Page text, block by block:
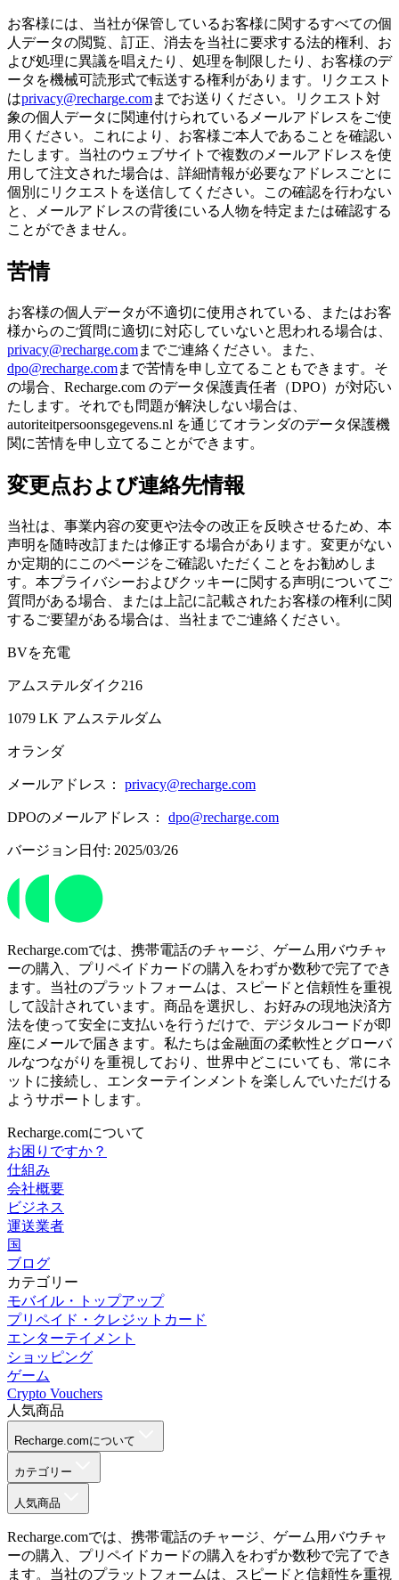
お客様には、当社が保管しているお客様に関するすべての個
人データの閲覧、訂正、消去を当社に要求する法的権利、お
よび処理に異議を唱えたり、処理を制限したり、お客様のデ
ータを機械可読形式で転送する権利があります。リクエスト
はprivacy@recharge.comまでお送りください。リクエスト対
象の個人データに関連付けられているメールアドレスをご使
用ください。これにより、お客様ご本人であることを確認い
たします。当社のウェブサイトで複数のメールアドレスを使
用して注文された場合は、詳細情報が必要なアドレスごとに
個別にリクエストを送信してください。この確認を行わない
と、メールアドレスの背後にいる人物を特定または確認する
ことができません。
苦情
お客様の個人データが不適切に使用されている、またはお客
様からのご質問に適切に対応していないと思われる場合は、
privacy@recharge.comまでご連絡ください。また、
dpo@recharge.comまで苦情を申し立てることもできます。そ
の場合、Recharge.com のデータ保護責任者（DPO）が対応い
たします。それでも問題が解決しない場合は、
autoriteitpersoonsgegevens.nl を通じてオランダのデータ保護機
関に苦情を申し立てることができます。
変更点および連絡先情報
当社は、事業内容の変更や法令の改正を反映させるため、本
声明を随時改訂または修正する場合があります。変更がない
か定期的にこのページをご確認いただくことをお勧めしま
す。本プライバシーおよびクッキーに関する声明についてご
質問がある場合、または上記に記載されたお客様の権利に関
するご要望がある場合は、当社までご連絡ください。
BVを充電
アムステルダイク216
1079 LK アムステルダム
オランダ
メールアドレス： privacy@recharge.com
DPOのメールアドレス： dpo@recharge.com
バージョン日付: 2025/03/26
Recharge.comでは、携帯電話のチャージ、ゲーム用バウチャ
ーの購入、プリペイドカードの購入をわずか数秒で完了でき
ます。当社のプラットフォームは、スピードと信頼性を重視
して設計されています。商品を選択し、お好みの現地決済方
法を使って安全に支払いを行うだけで、デジタルコードが即
座にメールで届きます。私たちは金融面の柔軟性とグローバ
ルなつながりを重視しており、世界中どこにいても、常にネ
ットに接続し、エンターテインメントを楽しんでいただける
ようサポートします。
Recharge.comについて
お困りですか？
仕組み
会社概要
ビジネス
運送業者
国
ブログ
カテゴリー
モバイル・トップアップ
プリペイド・クレジットカード
エンターテイメント
ショッピング
ゲーム
Crypto Vouchers
人気商品
Recharge.comについて
カテゴリー
人気商品
Recharge.comでは、携帯電話のチャージ、ゲーム用バウチャ
ーの購入、プリペイドカードの購入をわずか数秒で完了でき
ます。当社のプラットフォームは、スピードと信頼性を重視